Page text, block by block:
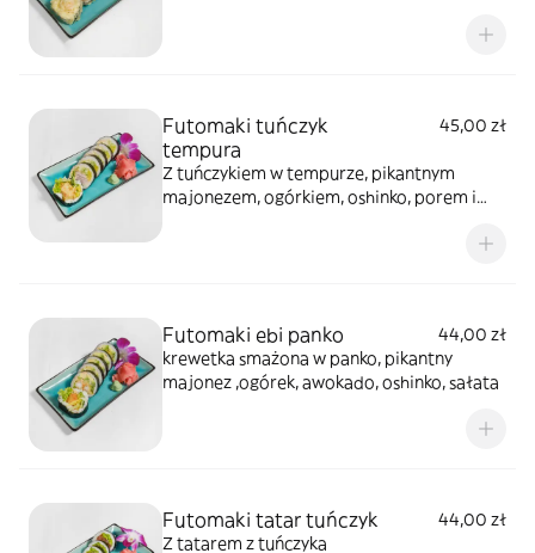
Futomaki tuńczyk
tempura
45,00 zł
Z tuńczykiem w tempurze, pikantnym
majonezem, ogórkiem, oshinko, porem i
Futomaki ebi panko
44,00 zł
krewetka smażona w panko, pikantny
majonez ,ogórek, awokado, oshinko, sałata
Futomaki tatar tuńczyk
44,00 zł
Z tatarem z tuńczyka